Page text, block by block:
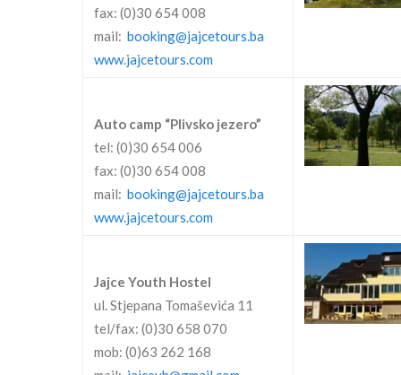
fax: (0)30 654 008
mail:booking@jajcetours.ba
www.jajcetours.com
Auto camp “Plivsko jezero”
tel: (0)30 654 006
fax: (0)30 654 008
mail:booking@jajcetours.ba
www.jajcetours.com
Jajce Youth Hostel
ul. Stjepana Tomaševića 11
tel/fax: (0)30 658 070
mob: (0)63 262 168